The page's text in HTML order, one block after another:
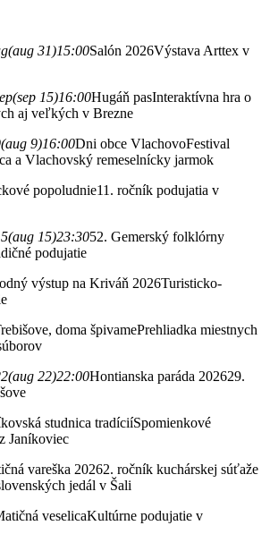
(aug 31)15:00Salón 2026Výstava Arttex v
(sep 15)16:00Hugáň pasInteraktívna hra o
aj veľkých v Brezne
(aug 9)16:00Dni obce VlachovoFestival
a Vlachovský remeselnícky jarmok
popoludnie11. ročník podujatia v
(aug 15)23:3052. Gemerský folklórny
podujatie
výstup na Kriváň 2026Turisticko-
doma špivamePrehliadka miestnych
(aug 22)22:00Hontianska paráda 202629.
studnica tradíciíSpomienkové
Janíkoviec
vareška 20262. ročník kuchárskej súťaže
jedál v Šali
veselicaKultúrne podujatie v